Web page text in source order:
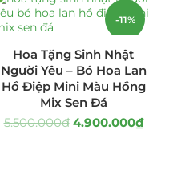
(340)
-11%
Hoa Tặng Sinh Nhật
Người Yêu – Bó Hoa Lan
Hồ Điệp Mini Màu Hồng
Mix Sen Đá
5.500.000₫ 4.900.000₫